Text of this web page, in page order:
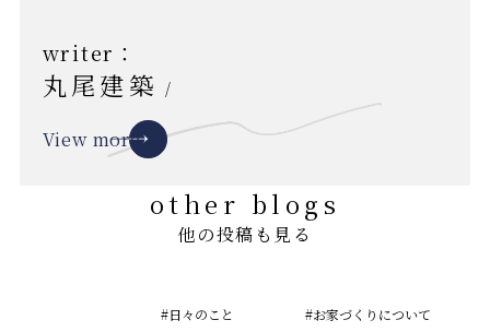
writer：
丸尾建築 /
View more
other blogs
他の投稿も見る
#日々のこと #お家づくりについて